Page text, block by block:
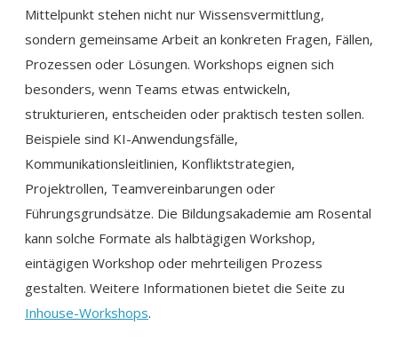
Mittelpunkt stehen nicht nur Wissensvermittlung,
sondern gemeinsame Arbeit an konkreten Fragen, Fällen,
Prozessen oder Lösungen. Workshops eignen sich
besonders, wenn Teams etwas entwickeln,
strukturieren, entscheiden oder praktisch testen sollen.
Beispiele sind KI-Anwendungsfälle,
Kommunikationsleitlinien, Konfliktstrategien,
Projektrollen, Teamvereinbarungen oder
Führungsgrundsätze. Die Bildungsakademie am Rosental
kann solche Formate als halbtägigen Workshop,
eintägigen Workshop oder mehrteiligen Prozess
gestalten. Weitere Informationen bietet die Seite zu
Inhouse-Workshops.